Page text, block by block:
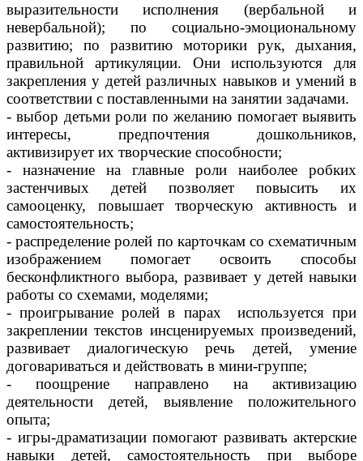
выразительности исполнения (вербальной и
невербальной); по социально-эмоциональному
развитию; по развитию моторики рук, дыхания,
правильной артикуляции. Они используются для
закрепления у детей различных навыков и умений в
соответствии с поставленными на занятии задачами.
- выбор детьми роли по желанию помогает выявить
интересы, предпочтения дошкольников,
активизирует их творческие способности;
- назначение на главные роли наиболее робких
застенчивых детей позволяет повысить их
самооценку, повышает творческую активность и
самостоятельность;
- распределение ролей по карточкам со схематичным
изображением помогает освоить способы
бесконфликтного выбора, развивает у детей навыки
работы со схемами, моделями;
- проигрывание ролей в парах используется при
закреплении текстов инсценируемых произведений,
развивает диалогическую речь детей, умение
договариваться и действовать в мини-группе;
- поощрение направлено на активизацию
деятельности детей, выявление положительного
опыта;
- игры-драматизации помогают развивать актерские
навыки детей, самостоятельность при выборе